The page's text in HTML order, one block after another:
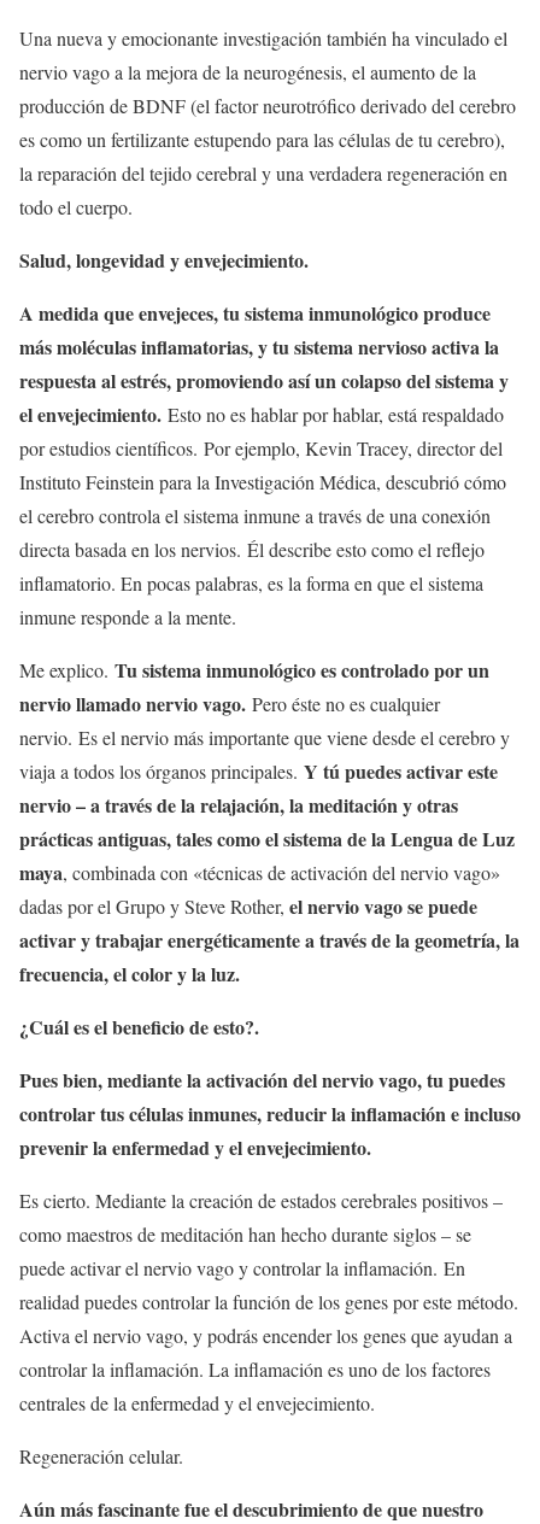
Una nueva y emocionante investigación también ha vinculado el
nervio vago a la mejora de la neurogénesis, el aumento de la
producción de BDNF (el factor neurotrófico derivado del cerebro
es como un fertilizante estupendo para las células de tu cerebro),
la reparación del tejido cerebral y una verdadera regeneración en
todo el cuerpo.
Salud, longevidad y envejecimiento.
A medida que envejeces, tu sistema inmunológico produce
más moléculas inflamatorias, y tu sistema nervioso activa la
respuesta al estrés, promoviendo así un colapso del sistema y
el envejecimiento. Esto no es hablar por hablar, está respaldado
por estudios científicos. Por ejemplo, Kevin Tracey, director del
Instituto Feinstein para la Investigación Médica, descubrió cómo
el cerebro controla el sistema inmune a través de una conexión
directa basada en los nervios. Él describe esto como el reflejo
inflamatorio. En pocas palabras, es la forma en que el sistema
inmune responde a la mente.
Me explico. Tu sistema inmunológico es controlado por un
nervio llamado nervio vago. Pero éste no es cualquier
nervio. Es el nervio más importante que viene desde el cerebro y
viaja a todos los órganos principales. Y tú puedes activar este
nervio – a través de la relajación, la meditación y otras
prácticas antiguas, tales como el sistema de la Lengua de Luz
maya, combinada con «técnicas de activación del nervio vago»
dadas por el Grupo y Steve Rother, el nervio vago se puede
activar y trabajar energéticamente a través de la geometría, la
frecuencia, el color y la luz.
¿Cuál es el beneficio de esto?.
Pues bien, mediante la activación del nervio vago, tu puedes
controlar tus células inmunes, reducir la inflamación e incluso
prevenir la enfermedad y el envejecimiento.
Es cierto. Mediante la creación de estados cerebrales positivos –
como maestros de meditación han hecho durante siglos – se
puede activar el nervio vago y controlar la inflamación. En
realidad puedes controlar la función de los genes por este método.
Activa el nervio vago, y podrás encender los genes que ayudan a
controlar la inflamación. La inflamación es uno de los factores
centrales de la enfermedad y el envejecimiento.
Regeneración celular.
Aún más fascinante fue el descubrimiento de que nuestro